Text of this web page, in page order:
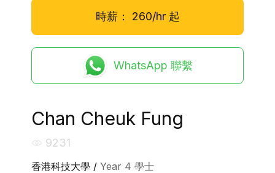
時薪： 260/hr起
WhatsApp 聯繫
Chan Cheuk Fung
9231
香港科技大學 / Year 4 學士